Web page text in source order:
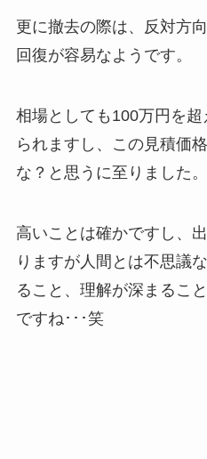
更に撤去の際は、反対方
回復が容易なようです。
相場としても100万円を
られますし、この見積価
な？と思うに至りました。
高いことは確かですし、
りますが人間とは不思議
ること、理解が深まるこ
ですね･･･笑